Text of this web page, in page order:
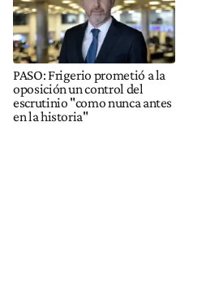
PASO: Frigerio prometió a la
oposición un control del
escrutinio "como nunca antes
en la historia"